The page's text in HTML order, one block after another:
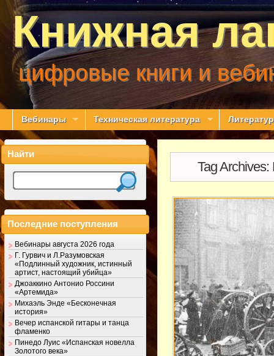
Книжная
цифровые книги и
Вебинары Техническая литература
Tag Archives:
Найти
Последние поступления
Вебинары августа 2026 года
Г. Гурвич и Л.Разумовская
«Подлинный художник, истинный
артист, настоящий убийца»
Джоаккино Антонио Россини
«Артемида»
Михаэль Энде «Бесконечная
история»
Вечер испанской гитары и танца
фламенко
Пинедо Луис «Испанская новелла
Золотого века»